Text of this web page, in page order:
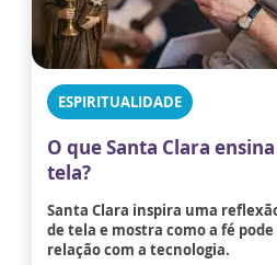
ESPIRITUALIDADE
O que Santa Clara
tela?
Santa Clara inspira uma
de tela e mostra como a fé
relação com a tecnologia.